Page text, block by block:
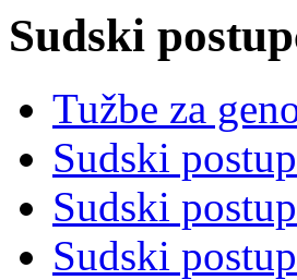
Sudski
Tužbe za
Sudski
Sudski
Sudski